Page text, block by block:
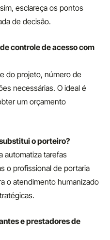
esclareça os pontos
de decisão.
controle de acesso com
do projeto, número de
necessárias. O ideal é
um orçamento
o porteiro?
automatiza tarefas
o profissional de portaria
o atendimento humanizado
e prestadores de